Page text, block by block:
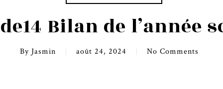
Bilan de l’année
By Jasmin août 24, 2024 No Comments